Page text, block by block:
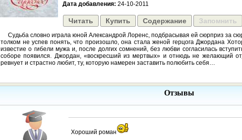
Дата добавления: 24-10-2011
Читать Купить Содержание Запомнить
Судьба словно играла юной Александрой Лоренс, подбрасывая ей сюрприз за
толком не успев понять, что произошло, она стала женой герцога Джордана
известие о гибели мужа и, после долгих сомнений, без любви согласилась
соборе появился. Джордан, «воскресший из мертвых» и отнюдь не желающий
ревнует и страстно любит, ту, которую намерен заставить полюбить себя…
Отзывы
Хороший роман